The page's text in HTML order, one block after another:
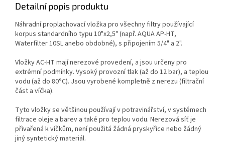
Detailní popis produktu
Náhradní proplachovací vložka pro všechny filtry používající
korpus standardního typu 10"x2,5" (např. AQUA AP-HT,
Waterfilter 10SL anebo obdobné), s připojením 5/4" a 2".
Vložky AC-HT mají nerezové provedení, a jsou určeny pro
extrémní podmínky. Vysoký provozní tlak (až do 12 bar), a teplou
vodu (až do 80°C). Jsou vyrobené kompletně z nerezu (filtrační
část a víčka).
Tyto vložky se většinou používají v potravinářství, v systémech
filtrace oleje a barev a také pro teplou vodu. Nerezová síť je
přivařená k víčkům, není použitá žádná pryskyřice nebo žádný
jiný syntetický materiál.